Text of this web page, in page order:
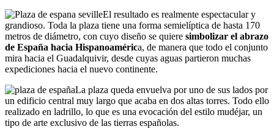
El resultado es realmente espectacular y
grandioso. Toda la plaza tiene una forma semielíptica de hasta 170
metros de diámetro, con cuyo diseño se quiere simbolizar el abrazo
de España hacia Hispanoamérica, de manera que todo el conjunto
mira hacia el Guadalquivir, desde cuyas aguas partieron muchas
expediciones hacia el nuevo continente.
La plaza queda envuelva por uno de sus lados por
un edificio central muy largo que acaba en dos altas torres. Todo ello
realizado en ladrillo, lo que es una evocación del estilo mudéjar, un
tipo de arte exclusivo de las tierras españolas.